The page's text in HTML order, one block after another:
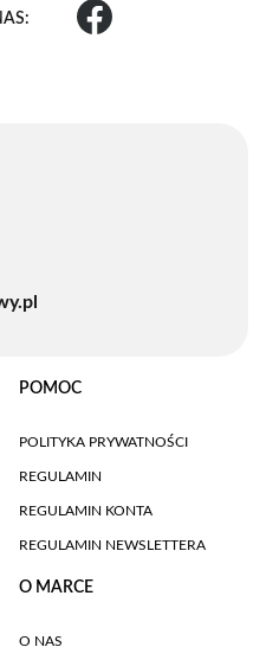
POMOC
POLITYKA PRYWATNOŚCI
REGULAMIN
REGULAMIN KONTA
REGULAMIN NEWSLETTERA
O MARCE
O NAS